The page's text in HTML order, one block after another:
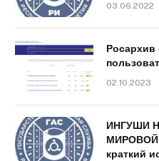
03.06.2022
Росархив
02.10.2023
ИНГУШИ
МИРОВОЙ
краткий